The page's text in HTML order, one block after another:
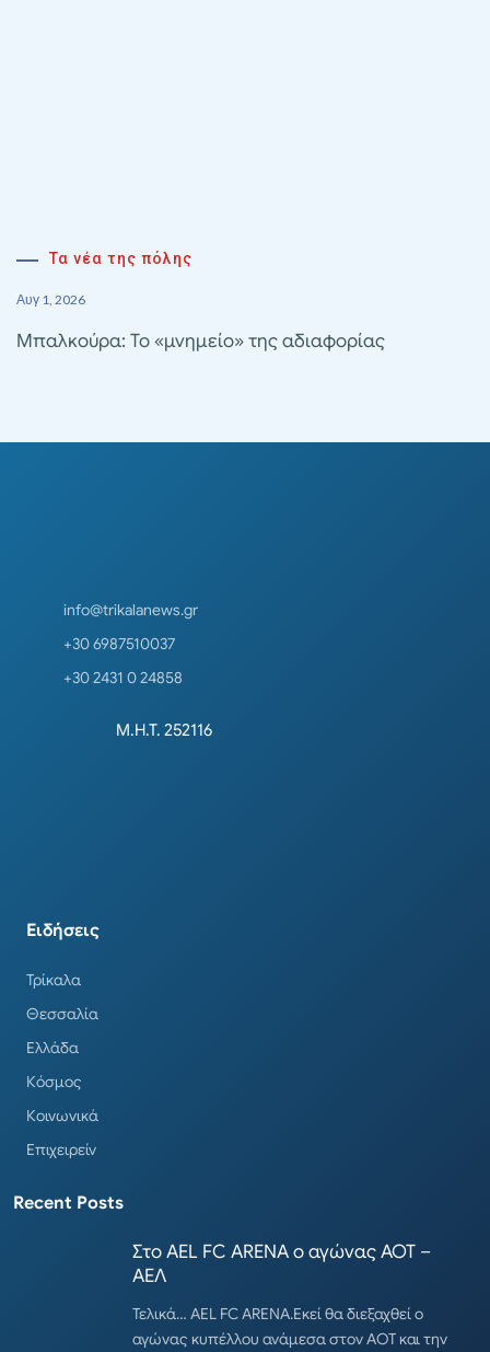
Τα νέα της πόλης
Αυγ 1, 2026
Μπαλκούρα: Το «μνημείο» της αδιαφορίας
info@trikalanews.gr
+30 6987510037
+30 2431 0 24858
Μ.Η.Τ. 252116
Ειδήσεις
Τρίκαλα
Θεσσαλία
Ελλάδα
Κόσμος
Κοινωνικά
Επιχειρείν
Recent Posts
Στο AEL FC ARENA ο αγώνας ΑΟΤ –
ΑΕΛ
Τελικά… AEL FC ARENA.Εκεί θα διεξαχθεί ο
αγώνας κυπέλλου ανάμεσα στον ΑΟΤ και την